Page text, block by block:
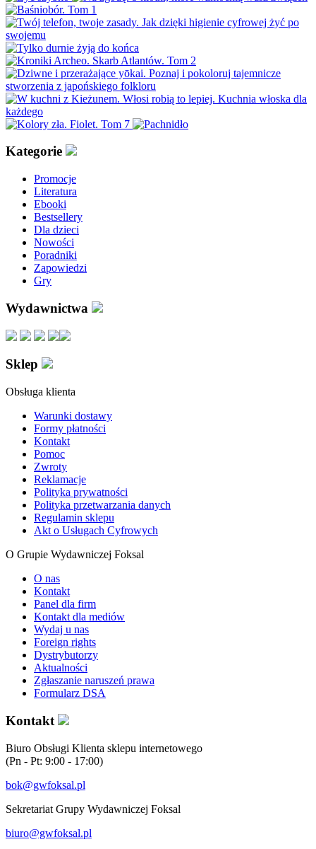
Kategorie
Promocje
Literatura
Ebooki
Bestsellery
Dla dzieci
Nowości
Poradniki
Zapowiedzi
Gry
Wydawnictwa
Sklep
Obsługa klienta
Warunki dostawy
Formy płatności
Kontakt
Pomoc
Zwroty
Reklamacje
Polityka prywatności
Polityka przetwarzania danych
Regulamin sklepu
Akt o Usługach Cyfrowych
O Grupie Wydawniczej Foksal
O nas
Kontakt
Panel dla firm
Kontakt dla mediów
Wydaj u nas
Foreign rights
Dystrybutorzy
Aktualności
Zgłaszanie naruszeń prawa
Formularz DSA
Kontakt
Biuro Obsługi Klienta sklepu internetowego
(Pn - Pt: 9:00 - 17:00)
bok@gwfoksal.pl
Sekretariat Grupy Wydawniczej Foksal
biuro@gwfoksal.pl